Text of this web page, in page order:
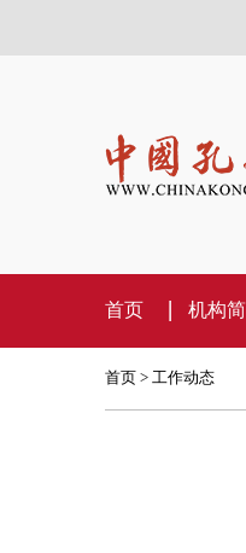
首页 机构
首页 > 工作动态